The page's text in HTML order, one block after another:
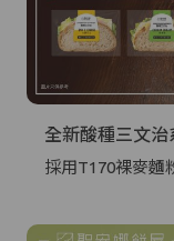
全新酸種三文治
採用T170裸麥麵